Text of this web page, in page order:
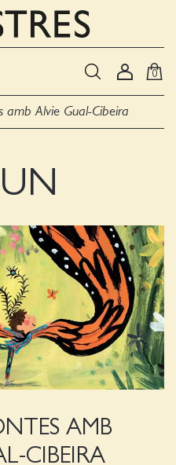
0
amb Alvie Gual-Cibeira
AMB
CIBEIRA